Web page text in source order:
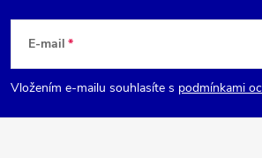
p
a
E-mail
Vložením e-mailu souhlasíte s podmínkami